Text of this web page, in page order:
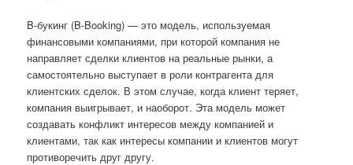
B-букинг (B-Booking) — это модель, используемая
финансовыми компаниями, при которой компания не
направляет сделки клиентов на реальные рынки, а
самостоятельно выступает в роли контрагента для
клиентских сделок. В этом случае, когда клиент теряет,
компания выигрывает, и наоборот. Эта модель может
создавать конфликт интересов между компанией и
клиентами, так как интересы компании и клиентов могут
противоречить друг другу.